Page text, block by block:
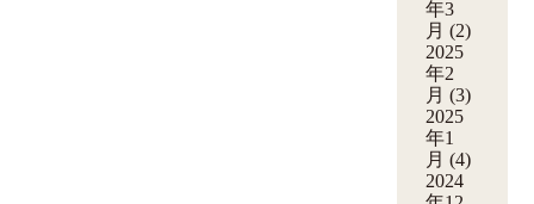
年3
月 (2)
2025
年2
月 (3)
2025
年1
月 (4)
2024